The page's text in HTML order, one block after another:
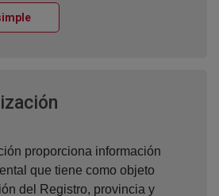
Ventana nueva
proporciona información
que tiene como objeto
del Registro, provincia y